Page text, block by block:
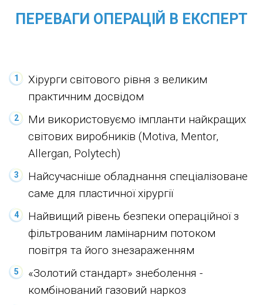
ПЕРЕВАГИ ОПЕРАЦІЙ В ЕКСПЕРТ
Хірурги світового рівня з великим
практичним досвідом
Ми використовуємо імпланти найкращих
світових виробників (Motiva, Mentor,
Allergan, Polytech)
Найсучасніше обладнання спеціалізоване
саме для пластичної хірургії
Найвищий рівень безпеки операційної з
фільтрованим ламінарним потоком
повітря та його знезараженням
«Золотий стандарт» знеболення -
комбінований газовий наркоз